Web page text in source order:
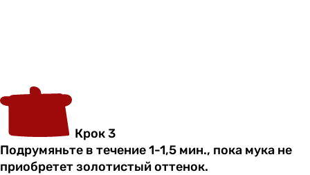
Крок 3
Подрумяньте в течение 1-1,5 мин., пока мука не
приобретет золотистый оттенок.